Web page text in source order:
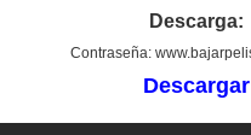
Descarga:
Contraseña:
Descargar